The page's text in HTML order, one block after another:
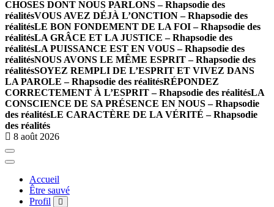
CHOSES DONT NOUS PARLONS – Rhapsodie des
réalitésVOUS AVEZ DÉJÀ L’ONCTION – Rhapsodie des
réalitésLE BON FONDEMENT DE LA FOI – Rhapsodie des
réalitésLA GRÂCE ET LA JUSTICE – Rhapsodie des
réalitésLA PUISSANCE EST EN VOUS – Rhapsodie des
réalitésNOUS AVONS LE MÊME ESPRIT – Rhapsodie des
réalitésSOYEZ REMPLI DE L’ESPRIT ET VIVEZ DANS
LA PAROLE – Rhapsodie des réalitésRÉPONDEZ
CORRECTEMENT À L’ESPRIT – Rhapsodie des réalitésLA
CONSCIENCE DE SA PRÉSENCE EN NOUS – Rhapsodie
des réalitésLE CARACTÈRE DE LA VÉRITÉ – Rhapsodie
des réalités
8 août 2026
Accueil
Être sauvé
Profil